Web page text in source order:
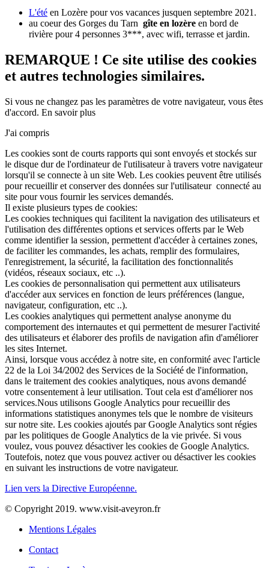
L'été en Lozère pour vos vacances jusquen septembre 2021.
au coeur des Gorges du Tarn gîte en lozère en bord de
rivière pour 4 personnes 3***, avec wifi, terrasse et jardin.
REMARQUE ! Ce site utilise des cookies
et autres technologies similaires.
Si vous ne changez pas les paramètres de votre navigateur, vous êtes
d'accord. En savoir plus
J'ai compris
Les cookies sont de courts rapports qui sont envoyés et stockés sur
le disque dur de l'ordinateur de l'utilisateur à travers votre navigateur
lorsqu'il se connecte à un site Web. Les cookies peuvent être utilisés
pour recueillir et conserver des données sur l'utilisateur connecté au
site pour vous fournir les services demandés.
Il existe plusieurs types de cookies:
Les cookies techniques qui facilitent la navigation des utilisateurs et
l'utilisation des différentes options et services offerts par le Web
comme identifier la session, permettent d'accéder à certaines zones,
de faciliter les commandes, les achats, remplir des formulaires,
l'enregistrement, la sécurité, la facilitation des fonctionnalités
(vidéos, réseaux sociaux, etc ..).
Les cookies de personnalisation qui permettent aux utilisateurs
d'accéder aux services en fonction de leurs préférences (langue,
navigateur, configuration, etc ..).
Les cookies analytiques qui permettent analyse anonyme du
comportement des internautes et qui permettent de mesurer l'activité
des utilisateurs et élaborer des profils de navigation afin d'améliorer
les sites Internet.
Ainsi, lorsque vous accédez à notre site, en conformité avec l'article
22 de la Loi 34/2002 des Services de la Société de l'information,
dans le traitement des cookies analytiques, nous avons demandé
votre consentement à leur utilisation. Tout cela est d'améliorer nos
services.Nous utilisons Google Analytics pour recueillir des
informations statistiques anonymes tels que le nombre de visiteurs
sur notre site. Les cookies ajoutés par Google Analytics sont régies
par les politiques de Google Analytics de la vie privée. Si vous
voulez, vous pouvez désactiver les cookies de Google Analytics.
Toutefois, notez que vous pouvez activer ou désactiver les cookies
en suivant les instructions de votre navigateur.
Lien vers la Directive Européenne.
© Copyright 2019. www.visit-aveyron.fr
Mentions Légales
Contact